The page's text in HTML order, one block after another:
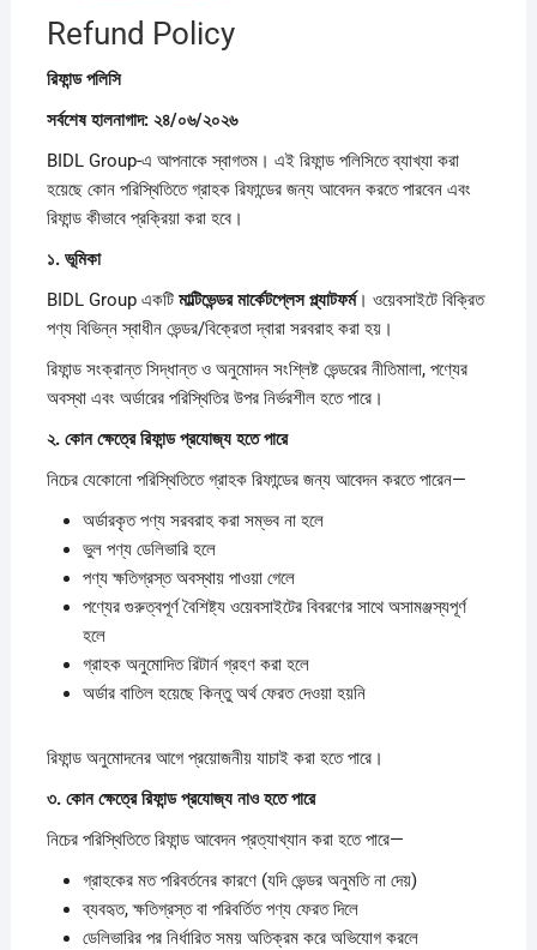
Refund Policy
রিফান্ডপলিসি
সর্বশেষহালনাগাদ: ২৪/০৬/২০২৬
BIDL Group-এ আপনাকে স্বাগতম। এই রিফান্ড পলিসিতে ব্যাখ্যা করা
হয়েছে কোন পরিস্থিতিতে গ্রাহক রিফান্ডের জন্য আবেদন করতে পারবেন এবং
রিফান্ড কীভাবে প্রক্রিয়া করা হবে।
১. ভূমিকা
BIDL Group একটি মাল্টিভেন্ডরমার্কেটপ্লেসপ্ল্যাটফর্ম। ওয়েবসাইটে বিক্রিত
পণ্য বিভিন্ন স্বাধীন ভেন্ডর/বিক্রেতা দ্বারা সরবরাহ করা হয়।
রিফান্ড সংক্রান্ত সিদ্ধান্ত ও অনুমোদন সংশ্লিষ্ট ভেন্ডরের নীতিমালা, পণ্যের
অবস্থা এবং অর্ডারের পরিস্থিতির উপর নির্ভরশীল হতে পারে।
২. কোনক্ষেত্রেরিফান্ডপ্রযোজ্যহতেপারে
নিচের যেকোনো পরিস্থিতিতে গ্রাহক রিফান্ডের জন্য আবেদন করতে পারেন—
অর্ডারকৃত পণ্য সরবরাহ করা সম্ভব না হলে
ভুল পণ্য ডেলিভারি হলে
পণ্য ক্ষতিগ্রস্ত অবস্থায় পাওয়া গেলে
পণ্যের গুরুত্বপূর্ণ বৈশিষ্ট্য ওয়েবসাইটের বিবরণের সাথে অসামঞ্জস্যপূর্ণ
হলে
গ্রাহক অনুমোদিত রিটার্ন গ্রহণ করা হলে
অর্ডার বাতিল হয়েছে কিন্তু অর্থ ফেরত দেওয়া হয়নি
রিফান্ড অনুমোদনের আগে প্রয়োজনীয় যাচাই করা হতে পারে।
৩. কোনক্ষেত্রেরিফান্ডপ্রযোজ্যনাওহতেপারে
নিচের পরিস্থিতিতে রিফান্ড আবেদন প্রত্যাখ্যান করা হতে পারে—
গ্রাহকের মত পরিবর্তনের কারণে (যদি ভেন্ডর অনুমতি না দেয়)
ব্যবহৃত, ক্ষতিগ্রস্ত বা পরিবর্তিত পণ্য ফেরত দিলে
ডেলিভারির পর নির্ধারিত সময় অতিক্রম করে অভিযোগ করলে